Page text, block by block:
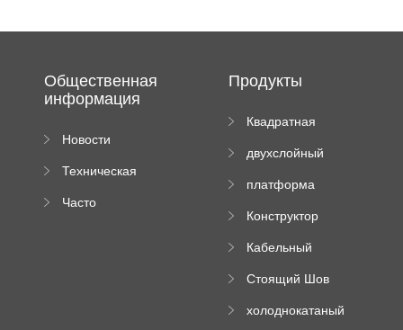
Общественная
информация
Новости
Техническая
Часто
Продукты
Квадратная
машина
двухслойный
пресс
платформа
роликового
Конструктор
трубы
Кабельный
формируя
Стоящий Шов
Машина
холоднокатаный